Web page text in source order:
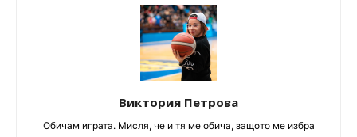
Виктория Петрова
Обичам играта. Мисля, че и тя ме обича, защото ме избра